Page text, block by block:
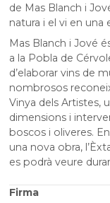
de Mas Blanch i
natura i el vi en una
Mas Blanch i Jové
a la Pobla de
d’elaborar vins de
nombrosos
Vinya dels Artistes,
dimensions i
boscos i oliveres.
una nova obra,
es podrà veure
Firma